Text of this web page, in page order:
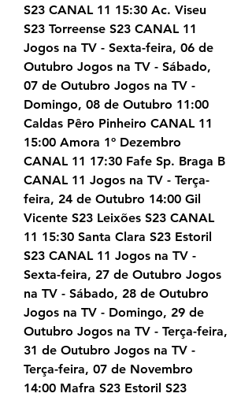
S23 CANAL 11 15:30 Ac. Viseu
S23 Torreense S23 CANAL 11
Jogos na TV - Sexta-feira, 06 de
Outubro Jogos na TV - Sábado,
07 de Outubro Jogos na TV -
Domingo, 08 de Outubro 11:00
Caldas Pêro Pinheiro CANAL 11
15:00 Amora 1º Dezembro
CANAL 11 17:30 Fafe Sp. Braga B
CANAL 11 Jogos na TV - Terça-
feira, 24 de Outubro 14:00 Gil
Vicente S23 Leixões S23 CANAL
11 15:30 Santa Clara S23 Estoril
S23 CANAL 11 Jogos na TV -
Sexta-feira, 27 de Outubro Jogos
na TV - Sábado, 28 de Outubro
Jogos na TV - Domingo, 29 de
Outubro Jogos na TV - Terça-feira,
31 de Outubro Jogos na TV -
Terça-feira, 07 de Novembro
14:00 Mafra S23 Estoril S23